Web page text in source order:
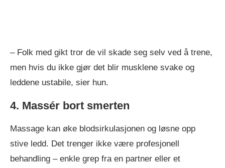
– Folk med gikt tror de vil skade seg selv ved å trene,
men hvis du ikke gjør det blir musklene svake og
leddene ustabile, sier hun.
4. Massér bort smerten
Massage kan øke blodsirkulasjonen og løsne opp
stive ledd. Det trenger ikke være profesjonell
behandling – enkle grep fra en partner eller et